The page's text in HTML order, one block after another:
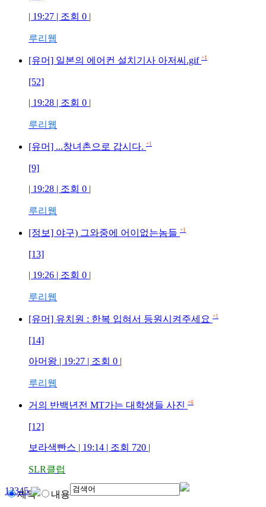
| 19:27 | 조회 0 |
루리웹
[유머] 일본의 에어컨 설치기사 아저씨.gif +1
[52]
| 19:28 | 조회 0 |
루리웹
[유머] ...창녀촌으로 갑시다. +1
[9]
| 19:28 | 조회 0 |
루리웹
[정보] 야구) 그와중에 어이없는놈들 +1
[13]
| 19:26 | 조회 0 |
루리웹
[유머] 유치원 : 한복 입혀서 등원시켜주세요 +1
[14]
아머왕 | 19:27 | 조회 0 |
루리웹
거의 반백년전 MT가는 대학생들 사진 +6
[12]
보라색빤스 | 19:14 | 조회 720 |
SLR클럽
12345
제목 내용